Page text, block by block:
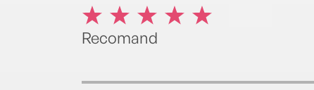
Recomand